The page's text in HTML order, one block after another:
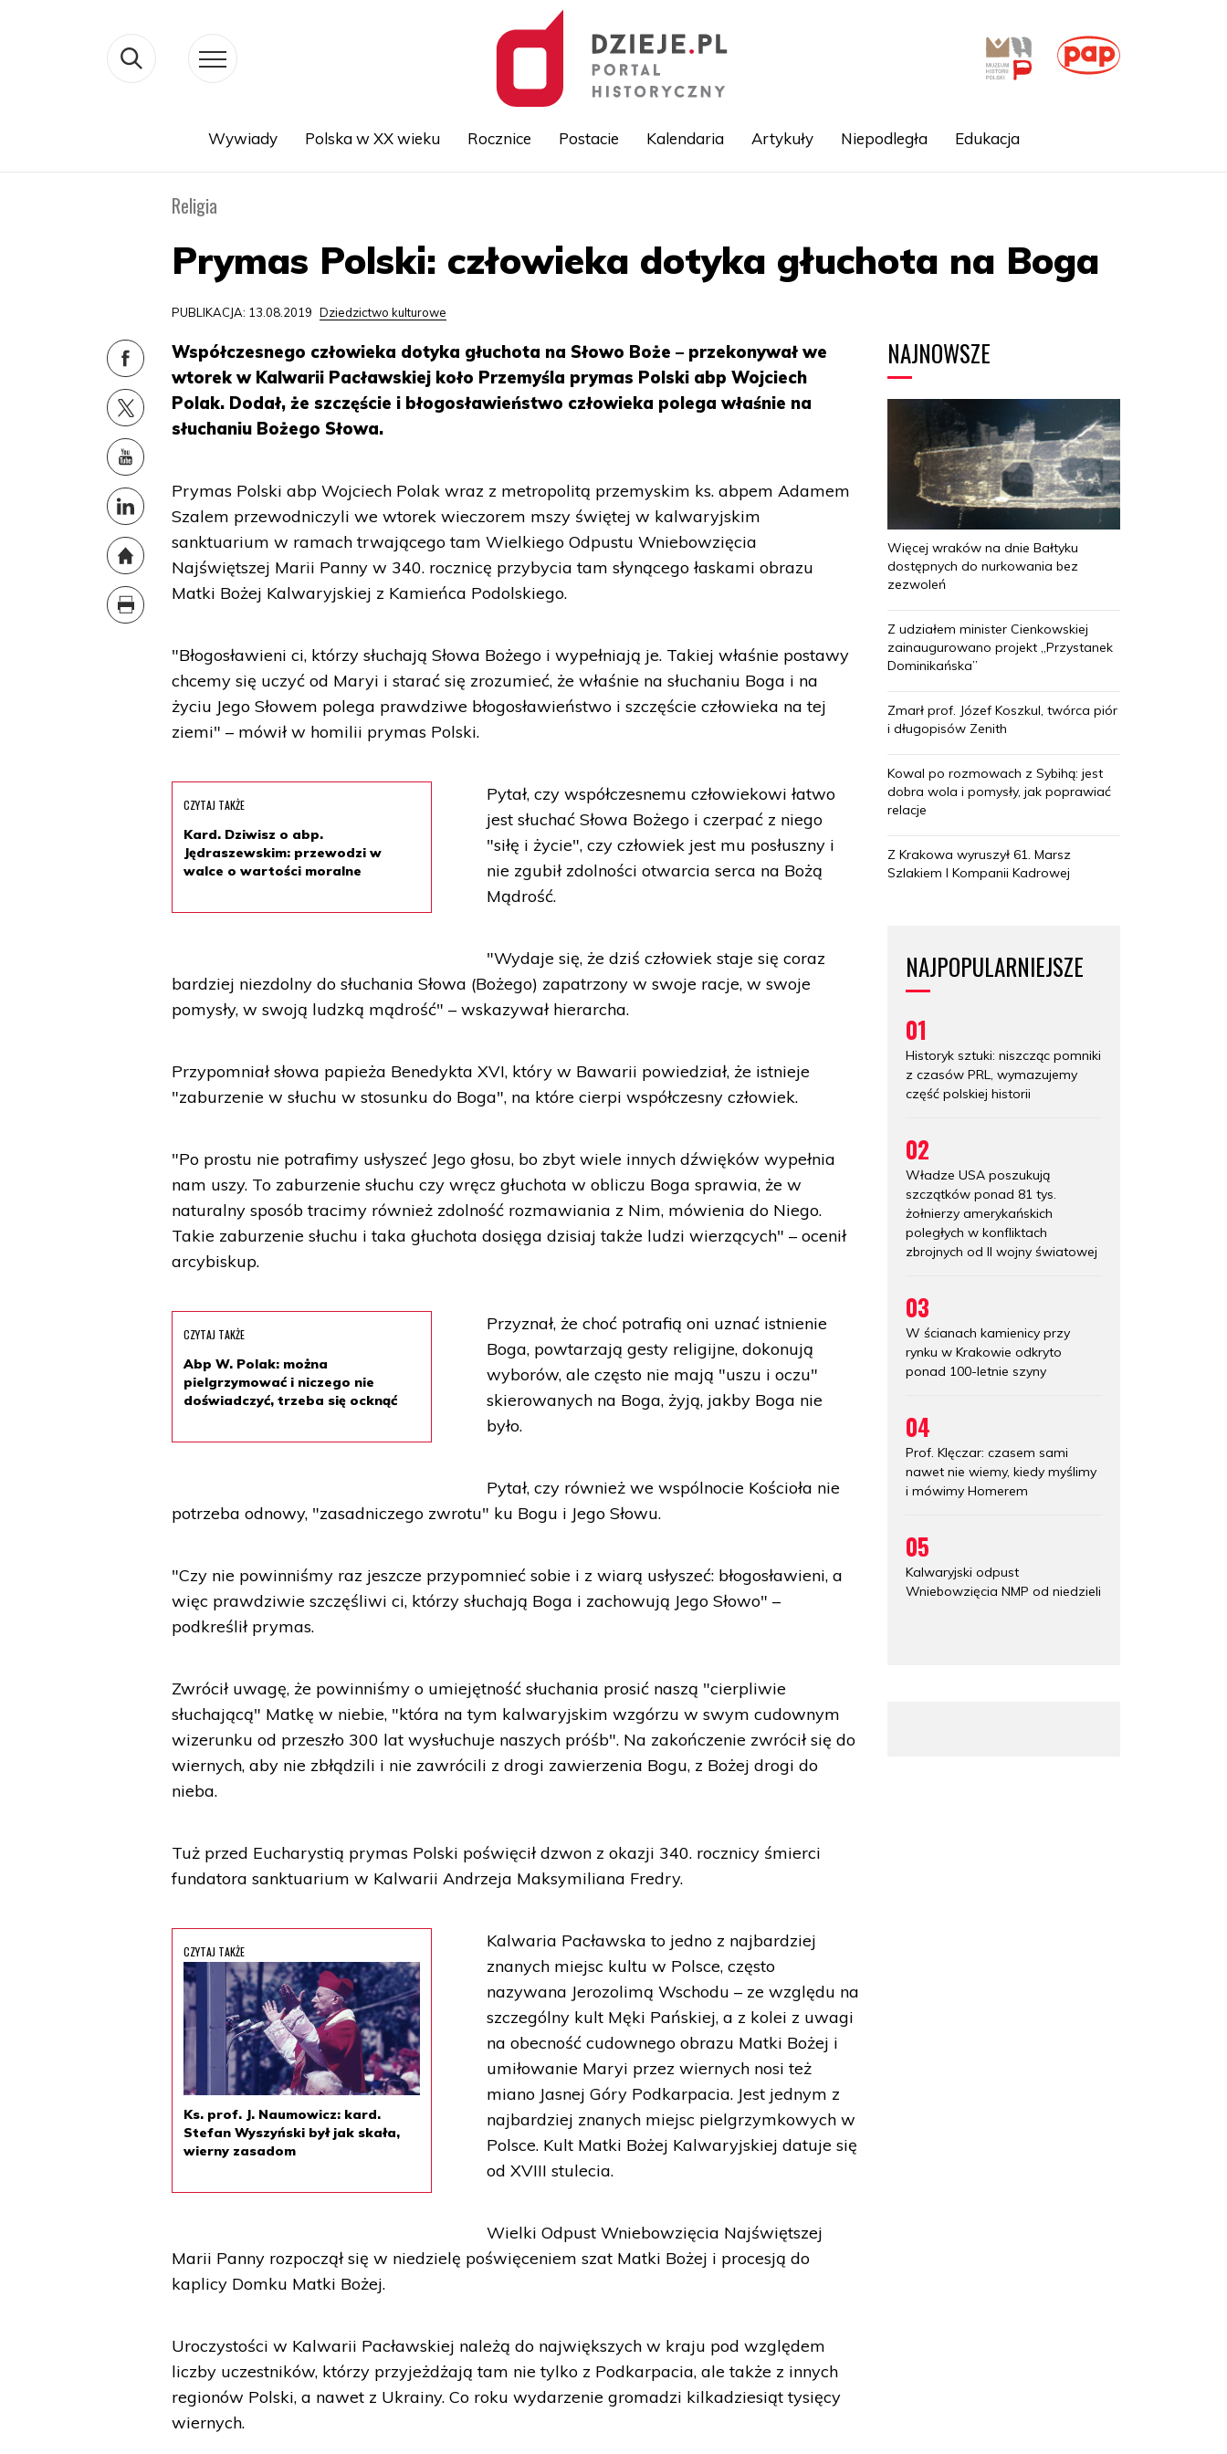
Wywiady Polska w XX wieku Rocznice Postacie Kalendaria Artykuły Niepodległa Edukacja
Religia
Prymas Polski: człowieka dotyka głuchota na Boga
PUBLIKACJA: 13.08.2019 Dziedzictwo kulturowe
Współczesnego człowieka dotyka głuchota na Słowo Boże – przekonywał we
wtorek w Kalwarii Pacławskiej koło Przemyśla prymas Polski abp Wojciech
Polak. Dodał, że szczęście i błogosławieństwo człowieka polega właśnie na
słuchaniu Bożego Słowa.
Prymas Polski abp Wojciech Polak wraz z metropolitą przemyskim ks. abpem Adamem
Szalem przewodniczyli we wtorek wieczorem mszy świętej w kalwaryjskim
sanktuarium w ramach trwającego tam Wielkiego Odpustu Wniebowzięcia
Najświętszej Marii Panny w 340. rocznicę przybycia tam słynącego łaskami obrazu
Matki Bożej Kalwaryjskiej z Kamieńca Podolskiego.
"Błogosławieni ci, którzy słuchają Słowa Bożego i wypełniają je. Takiej właśnie postawy
chcemy się uczyć od Maryi i starać się zrozumieć, że właśnie na słuchaniu Boga i na
życiu Jego Słowem polega prawdziwe błogosławieństwo i szczęście człowieka na tej
ziemi" – mówił w homilii prymas Polski.
CZYTAJ TAKŻE
Kard. Dziwisz o abp.
Jędraszewskim: przewodzi w
walce o wartości moralne
Pytał, czy współczesnemu człowiekowi łatwo
jest słuchać Słowa Bożego i czerpać z niego
"siłę i życie", czy człowiek jest mu posłuszny i
nie zgubił zdolności otwarcia serca na Bożą
Mądrość.
"Wydaje się, że dziś człowiek staje się coraz
bardziej niezdolny do słuchania Słowa (Bożego) zapatrzony w swoje racje, w swoje
pomysły, w swoją ludzką mądrość" – wskazywał hierarcha.
Przypomniał słowa papieża Benedykta XVI, który w Bawarii powiedział, że istnieje
"zaburzenie w słuchu w stosunku do Boga", na które cierpi współczesny człowiek.
"Po prostu nie potrafimy usłyszeć Jego głosu, bo zbyt wiele innych dźwięków wypełnia
nam uszy. To zaburzenie słuchu czy wręcz głuchota w obliczu Boga sprawia, że w
naturalny sposób tracimy również zdolność rozmawiania z Nim, mówienia do Niego.
Takie zaburzenie słuchu i taka głuchota dosięga dzisiaj także ludzi wierzących" – ocenił
arcybiskup.
CZYTAJ TAKŻE
Abp W. Polak: można
pielgrzymować i niczego nie
doświadczyć, trzeba się ocknąć
Przyznał, że choć potrafią oni uznać istnienie
Boga, powtarzają gesty religijne, dokonują
wyborów, ale często nie mają "uszu i oczu"
skierowanych na Boga, żyją, jakby Boga nie
było.
Pytał, czy również we wspólnocie Kościoła nie
potrzeba odnowy, "zasadniczego zwrotu" ku Bogu i Jego Słowu.
"Czy nie powinniśmy raz jeszcze przypomnieć sobie i z wiarą usłyszeć: błogosławieni, a
więc prawdziwie szczęśliwi ci, którzy słuchają Boga i zachowują Jego Słowo" –
podkreślił prymas.
Zwrócił uwagę, że powinniśmy o umiejętność słuchania prosić naszą "cierpliwie
słuchającą" Matkę w niebie, "która na tym kalwaryjskim wzgórzu w swym cudownym
wizerunku od przeszło 300 lat wysłuchuje naszych próśb". Na zakończenie zwrócił się do
wiernych, aby nie zbłądzili i nie zawrócili z drogi zawierzenia Bogu, z Bożej drogi do
nieba.
Tuż przed Eucharystią prymas Polski poświęcił dzwon z okazji 340. rocznicy śmierci
fundatora sanktuarium w Kalwarii Andrzeja Maksymiliana Fredry.
CZYTAJ TAKŻE
Ks. prof. J. Naumowicz: kard.
Stefan Wyszyński był jak skała,
wierny zasadom
Kalwaria Pacławska to jedno z najbardziej
znanych miejsc kultu w Polsce, często
nazywana Jerozolimą Wschodu – ze względu na
szczególny kult Męki Pańskiej, a z kolei z uwagi
na obecność cudownego obrazu Matki Bożej i
umiłowanie Maryi przez wiernych nosi też
miano Jasnej Góry Podkarpacia. Jest jednym z
najbardziej znanych miejsc pielgrzymkowych w
Polsce. Kult Matki Bożej Kalwaryjskiej datuje się
od XVIII stulecia.
Wielki Odpust Wniebowzięcia Najświętszej
Marii Panny rozpoczął się w niedzielę poświęceniem szat Matki Bożej i procesją do
kaplicy Domku Matki Bożej.
Uroczystości w Kalwarii Pacławskiej należą do największych w kraju pod względem
liczby uczestników, którzy przyjeżdżają tam nie tylko z Podkarpacia, ale także z innych
regionów Polski, a nawet z Ukrainy. Co roku wydarzenie gromadzi kilkadziesiąt tysięcy
wiernych.
NAJNOWSZE
Więcej wraków na dnie Bałtyku
dostępnych do nurkowania bez
zezwoleń
Z udziałem minister Cienkowskiej
zainaugurowano projekt „Przystanek
Dominikańska”
Zmarł prof. Józef Koszkul, twórca piór
i długopisów Zenith
Kowal po rozmowach z Sybihą: jest
dobra wola i pomysły, jak poprawiać
relacje
Z Krakowa wyruszył 61. Marsz
Szlakiem I Kompanii Kadrowej
NAJPOPULARNIEJSZE
01
Historyk sztuki: niszcząc pomniki
z czasów PRL, wymazujemy
część polskiej historii
02
Władze USA poszukują
szczątków ponad 81 tys.
żołnierzy amerykańskich
poległych w konfliktach
zbrojnych od II wojny światowej
03
W ścianach kamienicy przy
rynku w Krakowie odkryto
ponad 100-letnie szyny
04
Prof. Klęczar: czasem sami
nawet nie wiemy, kiedy myślimy
i mówimy Homerem
05
Kalwaryjski odpust
Wniebowzięcia NMP od niedzieli